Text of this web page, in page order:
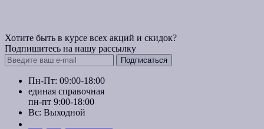
Хотите быть в курсе всех акций и скидок?
Подпишитесь на нашу рассылку
Подписаться
Пн-Пт: 09:00-18:00
единая справочная
пн-пт 9:00-18:00
Вс: Выходной